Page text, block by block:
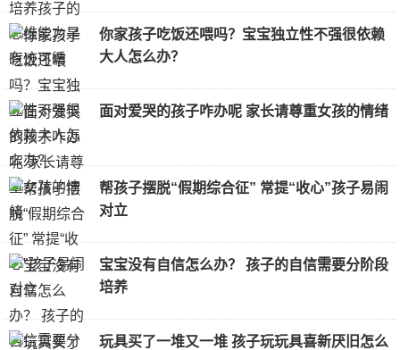
你家孩子吃饭还喂吗？宝宝独立性不强很依赖
大人怎么办？
面对爱哭的孩子咋办呢 家长请尊重女孩的情绪
帮孩子摆脱“假期综合征” 常提“收心”孩子易闹
对立
宝宝没有自信怎么办？ 孩子的自信需要分阶段
培养
玩具买了一堆又一堆 孩子玩玩具喜新厌旧怎么